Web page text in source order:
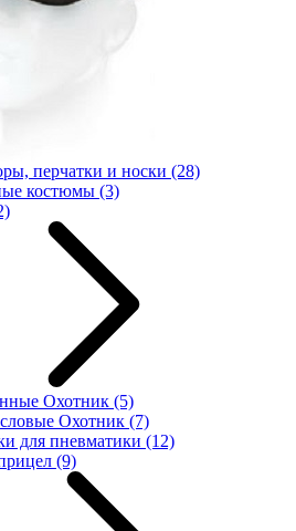
перчатки и носки (28)
костюмы (3)
Охотник (5)
Охотник (7)
для пневматики (12)
(9)